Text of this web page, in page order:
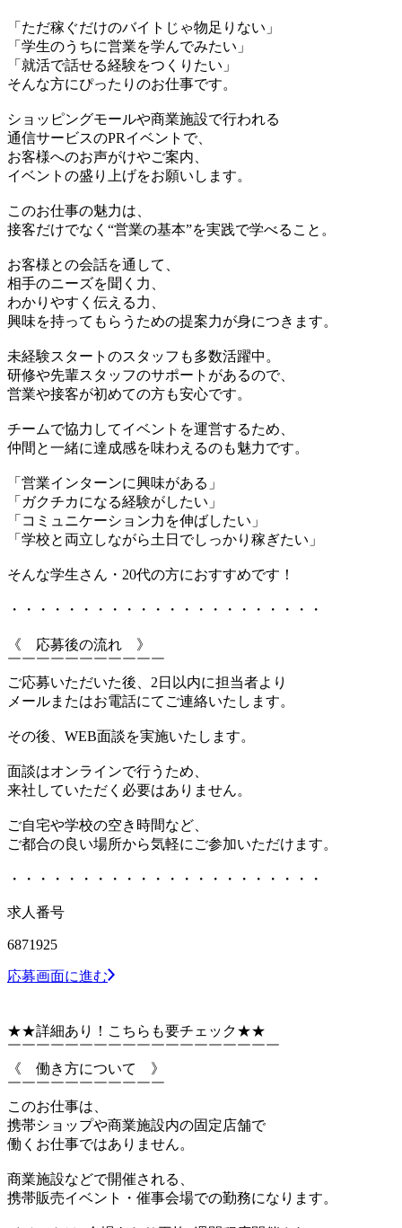
「ただ稼ぐだけのバイトじゃ物足りない」
「学生のうちに営業を学んでみたい」
「就活で話せる経験をつくりたい」
そんな方にぴったりのお仕事です。
ショッピングモールや商業施設で行われる
通信サービスのPRイベントで、
お客様へのお声がけやご案内、
イベントの盛り上げをお願いします。
このお仕事の魅力は、
接客だけでなく“営業の基本”を実践で学べること。
お客様との会話を通して、
相手のニーズを聞く力、
わかりやすく伝える力、
興味を持ってもらうための提案力が身につきます。
未経験スタートのスタッフも多数活躍中。
研修や先輩スタッフのサポートがあるので、
営業や接客が初めての方も安心です。
チームで協力してイベントを運営するため、
仲間と一緒に達成感を味わえるのも魅力です。
「営業インターンに興味がある」
「ガクチカになる経験がしたい」
「コミュニケーション力を伸ばしたい」
「学校と両立しながら土日でしっかり稼ぎたい」
そんな学生さん・20代の方におすすめです！
・・・・・・・・・・・・・・・・・・・・・・
《 応募後の流れ 》
￣￣￣￣￣￣￣￣￣￣￣
ご応募いただいた後、2日以内に担当者より
メールまたはお電話にてご連絡いたします。
その後、WEB面談を実施いたします。
面談はオンラインで行うため、
来社していただく必要はありません。
ご自宅や学校の空き時間など、
ご都合の良い場所から気軽にご参加いただけます。
・・・・・・・・・・・・・・・・・・・・・・
求人番号
6871925
応募画面に進む
★★詳細あり！こちらも要チェック★★
￣￣￣￣￣￣￣￣￣￣￣￣￣￣￣￣￣￣￣
《 働き方について 》
￣￣￣￣￣￣￣￣￣￣￣
このお仕事は、
携帯ショップや商業施設内の固定店舗で
働くお仕事ではありません。
商業施設などで開催される、
携帯販売イベント・催事会場での勤務になります。